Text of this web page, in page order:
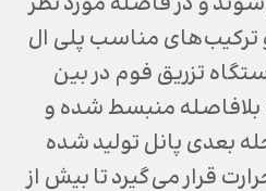
ترکیب‌های مناسب پلی ال
تزریق فوم در بین
منبسط شده و
بعدی پانل تولید شده
قرار می‌گیرد تا بیش از